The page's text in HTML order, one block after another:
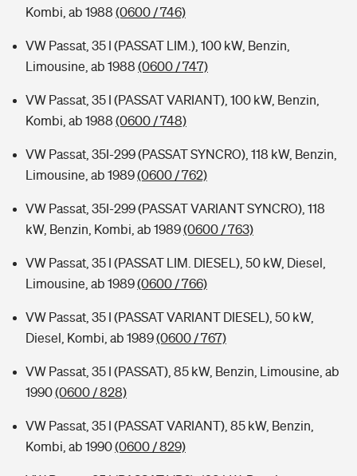
Kombi, ab 1988 (0600 / 746)
VW Passat, 35 I (PASSAT LIM.), 100 kW, Benzin,
Limousine, ab 1988 (0600 / 747)
VW Passat, 35 I (PASSAT VARIANT), 100 kW, Benzin,
Kombi, ab 1988 (0600 / 748)
VW Passat, 35I-299 (PASSAT SYNCRO), 118 kW, Benzin,
Limousine, ab 1989(0600 / 762)
VW Passat, 35I-299 (PASSAT VARIANT SYNCRO), 118
kW, Benzin, Kombi, ab 1989(0600 / 763)
VW Passat, 35 I (PASSAT LIM. DIESEL), 50 kW, Diesel,
Limousine, ab 1989(0600 / 766)
VW Passat, 35 I (PASSAT VARIANT DIESEL), 50 kW,
Diesel, Kombi, ab 1989(0600 / 767)
VW Passat, 35 I (PASSAT), 85 kW, Benzin, Limousine, ab
1990(0600 / 828)
VW Passat, 35 I (PASSAT VARIANT), 85 kW, Benzin,
Kombi, ab 1990(0600 / 829)